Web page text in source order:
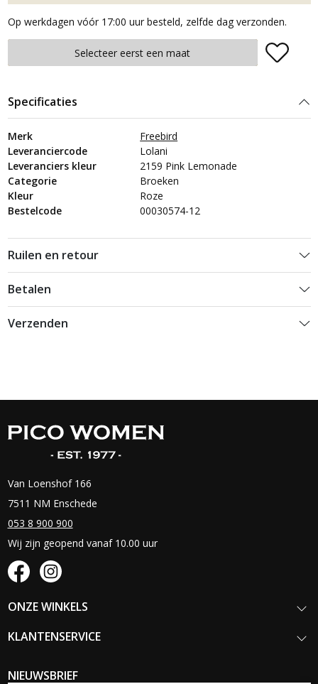
Op werkdagen vóór 17:00 uur besteld, zelfde dag verzonden.
Plaats in winkelmand
Selecteer eerst een maat
Specificaties
Merk
Freebird
Leveranciercode
Lolani
Leveranciers kleur
2159 Pink Lemonade
Categorie
Broeken
Kleur
Roze
Bestelcode
00030574-12
Ruilen en retour
Betalen
Verzenden
Van Loenshof 166
7511 NM Enschede
053 8 900 900
Wij zijn geopend vanaf 10.00 uur
ONZE WINKELS
KLANTENSERVICE
NIEUWSBRIEF